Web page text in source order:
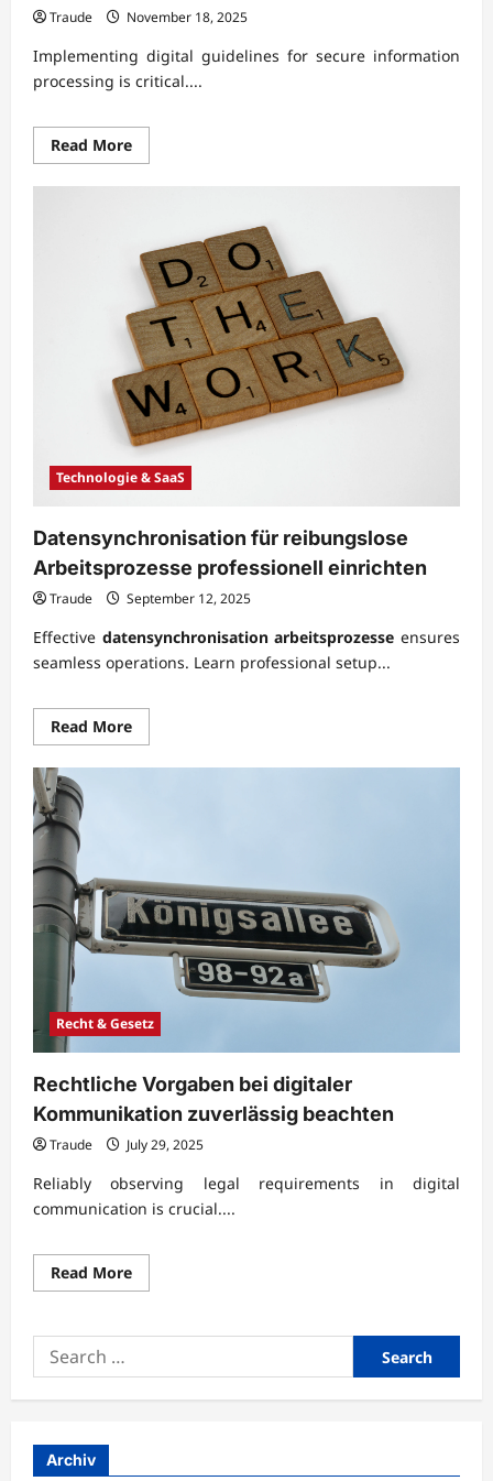
Traude November 18, 2025
Implementing digital guidelines for secure information
processing is critical....
Read MoreRead
more
Digitale
Informationsverarbeitung
umsetzen
Technologie & SaaS
Datensynchronisation für reibungslose
Arbeitsprozesse professionell einrichten
Traude September 12, 2025
Effective datensynchronisation arbeitsprozesse ensures
seamless operations. Learn professional setup...
Read MoreRead
more
Datensynchronisation
Recht & Gesetz
Rechtliche Vorgaben bei digitaler
Kommunikation zuverlässig beachten
Traude July 29, 2025
Reliably observing legal requirements in digital
communication is crucial....
Read MoreRead
more
Vorgaben
Kommunikation
zuverlässig
Search
for:
Archiv